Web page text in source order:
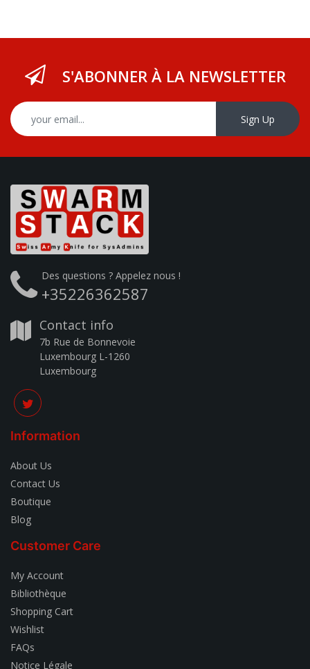
S'ABONNER À LA NEWSLETTER
Sign Up
Des questions ? Appelez nous !
+35226362587
Contact info
7b Rue de Bonnevoie
Luxembourg L-1260
Luxembourg
Information
About Us
Contact Us
Boutique
Blog
Customer Care
My Account
Bibliothèque
Shopping Cart
Wishlist
FAQs
Notice Légale